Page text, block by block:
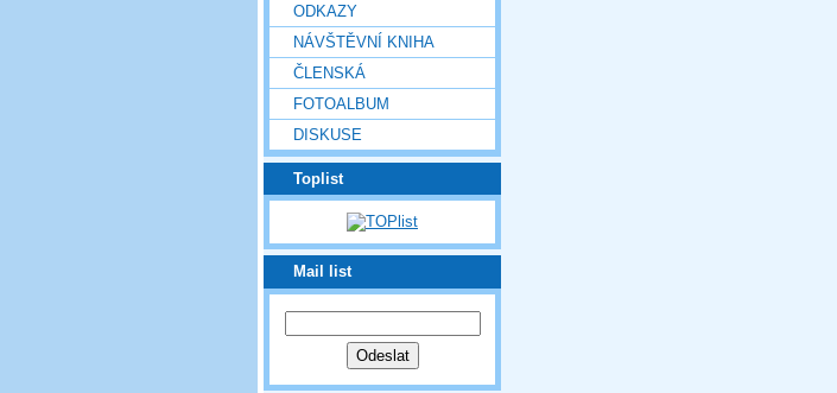
ODKAZY
NÁVŠTĚVNÍ KNIHA
ČLENSKÁ
FOTOALBUM
DISKUSE
Toplist
Mail list